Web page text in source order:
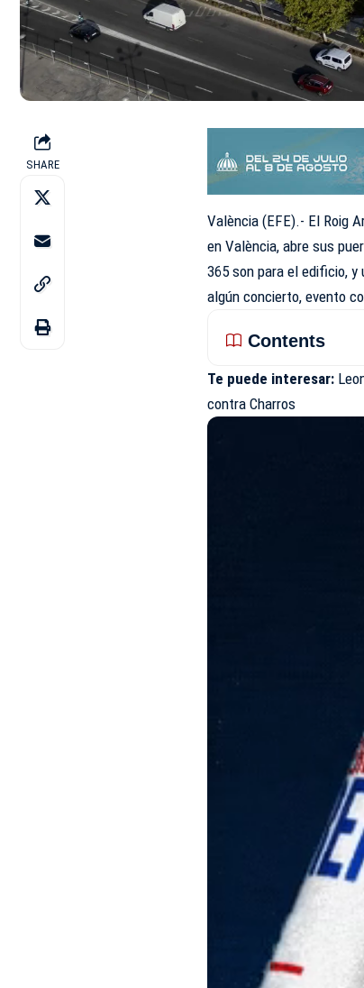
SHARE
València (EFE).- El Roig
en València, abre sus
365 son para el edificio,
algún concierto, evento
Contents
Te puede interesar:
contra Charros